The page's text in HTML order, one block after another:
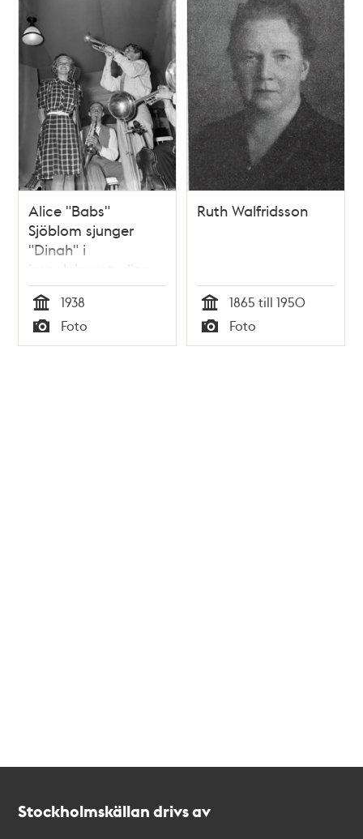
Alice "Babs"
Sjöblom sjunger
"Dinah" i
inspelningsstudion
Din egen röst. Hon
Ackompanjeras av
Benny´s Tiger Boys.
Tid
1938
Typ
Foto
Ruth Walfridsson
Tid
1865 till 1950
Typ
Foto
Stockholmskällan drivs av